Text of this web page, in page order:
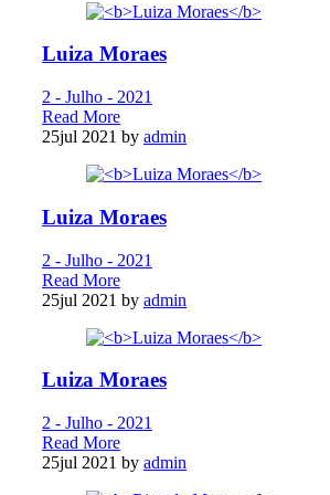
Luiza Moraes
2 - Julho - 2021
Read More
25jul 2021 by admin
Luiza Moraes
2 - Julho - 2021
Read More
25jul 2021 by admin
Luiza Moraes
2 - Julho - 2021
Read More
25jul 2021 by admin